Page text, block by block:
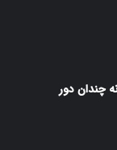
چندان دور